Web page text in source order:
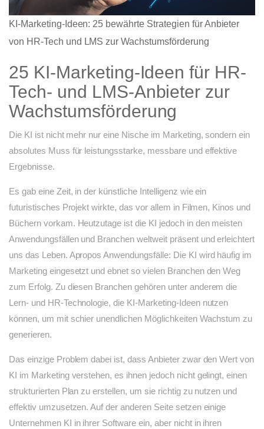
KI-Marketing-Ideen: 25 bewährte Strategien für Anbieter
von HR-Tech und LMS zur Wachstumsförderung
25 KI-Marketing-Ideen für HR-
Tech- und LMS-Anbieter zur
Wachstumsförderung
Die KI ist nicht mehr nur eine Nische im Marketing, sondern ein
absolutes Muss für leistungsstarke, messbare und effektive
Ergebnisse.
Es gab eine Zeit, in der künstliche Intelligenz wie ein
futuristisches Projekt wirkte, das vor allem in Filmen, Kinos und
Büchern vorkam. Heutzutage ist die KI jedoch in den meisten
Anwendungsfällen und Branchen weltweit präsent und erleichtert
uns das Leben. Apropos Anwendungsfälle: Die KI wird häufig im
Marketing eingesetzt und ebnet so vielen Branchen den Weg
zum Erfolg. Zu diesen Branchen gehören unter anderem die
Lern- und HR-Technologie, die KI-Marketing-Ideen nutzen
können, um mit schier unendlichen Möglichkeiten Wachstum zu
generieren.
Das einzige Problem dabei ist, dass Anbieter zwar den Wert von
KI im Marketing verstehen, es ihnen jedoch nicht gelingt, einen
strukturierten Plan zu erstellen, um sie richtig zu nutzen und
effektiv umzusetzen. Auf der anderen Seite setzen einige
Unternehmen KI in ihrer Software ein, aber nicht in ihren